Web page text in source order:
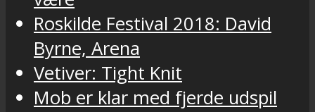
Roskilde Festival 2018: David
Byrne, Arena
Vetiver: Tight Knit
Mob er klar med fjerde udspil